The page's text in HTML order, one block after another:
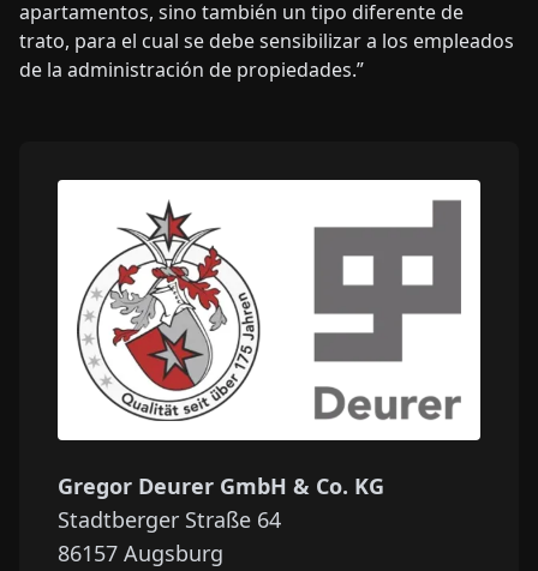
apartamentos, sino también un tipo diferente de
trato, para el cual se debe sensibilizar a los empleados
de la administración de propiedades.”
Gregor Deurer GmbH & Co. KG
Stadtberger Straße 64
86157 Augsburg